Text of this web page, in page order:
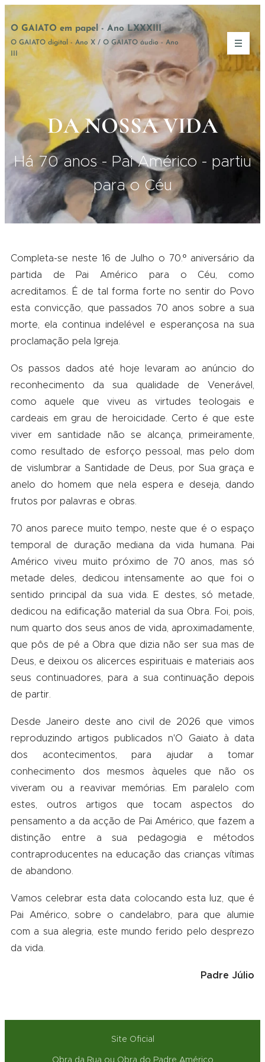
O GAIATO em papel - Ano LXXXIII
O GAIATO digital - Ano X / O GAIATO áudio - Ano
DA NOSSA VIDA
Há 70 anos - Pai Américo - partiu
para o Céu
Completa-se neste 16 de Julho o 70.º aniversário da
partida de Pai Américo para o Céu, como
acreditamos. É de tal forma forte no sentir do Povo
esta convicção, que passados 70 anos sobre a sua
morte, ela continua indelével e esperançosa na sua
proclamação pela Igreja.
Os passos dados até hoje levaram ao anúncio do
reconhecimento da sua qualidade de Venerável,
como aquele que viveu as virtudes teologais e
cardeais em grau de heroicidade. Certo é que este
viver em santidade não se alcança, primeiramente,
como resultado de esforço pessoal, mas pelo dom
de vislumbrar a Santidade de Deus, por Sua graça e
anelo do homem que nela espera e deseja, dando
frutos por palavras e obras.
70 anos parece muito tempo, neste que é o espaço
temporal de duração mediana da vida humana. Pai
Américo viveu muito próximo de 70 anos, mas só
metade deles, dedicou intensamente ao que foi o
sentido principal da sua vida. E destes, só metade,
dedicou na edificação material da sua Obra. Foi, pois,
num quarto dos seus anos de vida, aproximadamente,
que pôs de pé a Obra que dizia não ser sua mas de
Deus, e deixou os alicerces espirituais e materiais aos
seus continuadores, para a sua continuação depois
de partir.
Desde Janeiro deste ano civil de 2026 que vimos
reproduzindo artigos publicados n'O Gaiato à data
dos acontecimentos, para ajudar a tomar
conhecimento dos mesmos àqueles que não os
viveram ou a reavivar memórias. Em paralelo com
estes, outros artigos que tocam aspectos do
pensamento a da acção de Pai Américo, que fazem a
distinção entre a sua pedagogia e métodos
contraproducentes na educação das crianças vítimas
de abandono.
Vamos celebrar esta data colocando esta luz, que é
Pai Américo, sobre o candelabro, para que alumie
com a sua alegria, este mundo ferido pelo desprezo
da vida.
Padre Júlio
Site Oficial
Obra da Rua ou Obra do Padre Américo